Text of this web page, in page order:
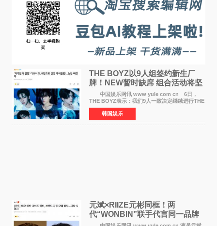
THE BOYZ以9人组签约新生厂
牌！NEW暂时缺席 组合活动将坚
定不移继续
中国娱乐网讯 www yule com cn 6日，
THE BOYZ表示：我们9人一致决定继续进行THE
BOYZ组合活动，并且已经完成了组合团体活动
签约。目前正在新生厂牌下进行活动准备。尚未
离开THE BOYZ原所
韩国娱乐
元斌×RIIZE元彬同框！两
代“WONBIN”联手代言同一品牌
颜值天花板合体